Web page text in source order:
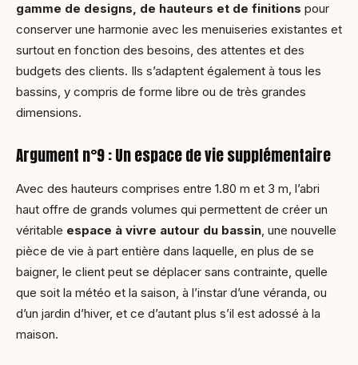
gamme de designs, de hauteurs et de finitions pour
conserver une harmonie avec les menuiseries existantes et
surtout en fonction des besoins, des attentes et des
budgets des clients. Ils s’adaptent également à tous les
bassins, y compris de forme libre ou de très grandes
dimensions.
Argument n°9 : Un espace de vie supplémentaire
Avec des hauteurs comprises entre 1.80 m et 3 m, l’abri
haut offre de grands volumes qui permettent de créer un
véritable espace à vivre autour du bassin, une nouvelle
pièce de vie à part entière dans laquelle, en plus de se
baigner, le client peut se déplacer sans contrainte, quelle
que soit la météo et la saison, à l’instar d’une véranda, ou
d’un jardin d’hiver, et ce d’autant plus s’il est adossé à la
maison.